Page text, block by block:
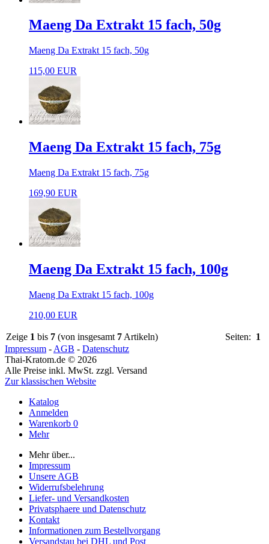
Maeng Da Extrakt 15 fach, 50g
Maeng Da Extrakt 15 fach, 50g
115,00 EUR
Maeng Da Extrakt 15 fach, 75g
Maeng Da Extrakt 15 fach, 75g
169,90 EUR
Maeng Da Extrakt 15 fach, 100g
Maeng Da Extrakt 15 fach, 100g
210,00 EUR
Zeige 1 bis 7 (von insgesamt 7 Artikeln) Seiten: 1
Impressum - AGB - Datenschutz
Thai-Kratom.de © 2026
Alle Preise inkl. MwSt. zzgl. Versand
Zur klassischen Website
Katalog
Anmelden
Warenkorb 0
Mehr
Mehr über...
Impressum
Unsere AGB
Widerrufsbelehrung
Liefer- und Versandkosten
Privatsphaere und Datenschutz
Kontakt
Informationen zum Bestellvorgang
Versandstau bei DHL und Post